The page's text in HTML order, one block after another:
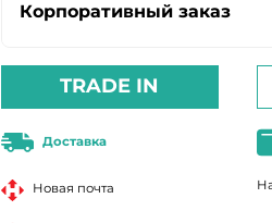
Корпоративный заказ
TRADE IN
Доставка
Новая почта